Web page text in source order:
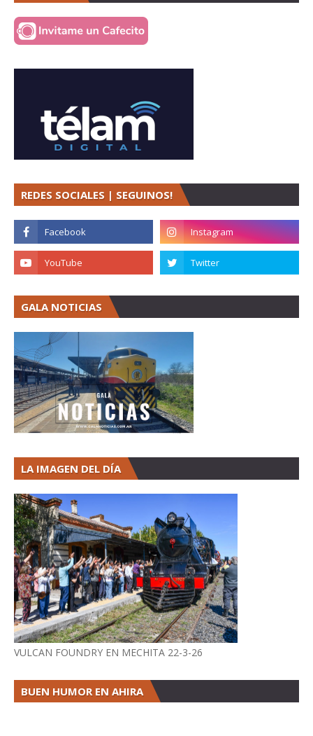
REDES SOCIALES | SEGUINOS!
GALA NOTICIAS
LA IMAGEN DEL DÍA
VULCAN FOUNDRY EN MECHITA 22-3-26
BUEN HUMOR EN AHIRA